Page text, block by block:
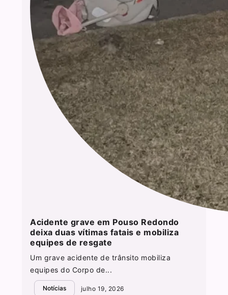
Acidente grave em Pouso Redondo
deixa duas vítimas fatais e mobiliza
equipes de resgate
Um grave acidente de trânsito mobiliza
equipes do Corpo de...
Notícias julho 19, 2026